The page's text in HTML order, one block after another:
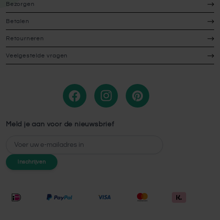
Bezorgen
Betalen
Retourneren
Veelgestelde vragen
Meld je aan voor de nieuwsbrief
E-mailadres
Inschrijven